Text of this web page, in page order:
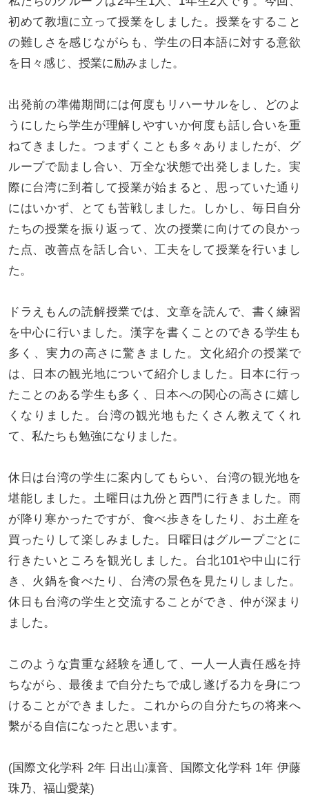
初めて教壇に立って授業をしました。授業をすること
の難しさを感じながらも、学生の日本語に対する意欲
を日々感じ、授業に励みました。
出発前の準備期間には何度もリハーサルをし、どのよ
うにしたら学生が理解しやすいか何度も話し合いを重
ねてきました。つまずくことも多々ありましたが、グ
ループで励まし合い、万全な状態で出発しました。実
際に台湾に到着して授業が始まると、思っていた通り
にはいかず、とても苦戦しました。しかし、毎日自分
たちの授業を振り返って、次の授業に向けての良かっ
た点、改善点を話し合い、工夫をして授業を行いまし
た。
ドラえもんの読解授業では、文章を読んで、書く練習
を中心に行いました。漢字を書くことのできる学生も
多く、実力の高さに驚きました。文化紹介の授業で
は、日本の観光地について紹介しました。日本に行っ
たことのある学生も多く、日本への関心の高さに嬉し
くなりました。台湾の観光地もたくさん教えてくれ
て、私たちも勉強になりました。
休日は台湾の学生に案内してもらい、台湾の観光地を
堪能しました。土曜日は九份と西門に行きました。雨
が降り寒かったですが、食べ歩きをしたり、お土産を
買ったりして楽しみました。日曜日はグループごとに
行きたいところを観光しました。台北101や中山に行
き、火鍋を食べたり、台湾の景色を見たりしました。
休日も台湾の学生と交流することができ、仲が深まり
ました。
このような貴重な経験を通して、一人一人責任感を持
ちながら、最後まで自分たちで成し遂げる力を身につ
けることができました。これからの自分たちの将来へ
繫がる自信になったと思います。
(国際文化学科 2年 日出山凜音、国際文化学科 1年 伊藤
珠乃、福山愛菜)